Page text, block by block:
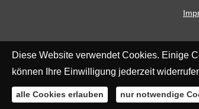
Diese Website verwendet Cookies. Einige
können Ihre Einwilligung jederzeit
alle Cookies erlauben nur notwendige